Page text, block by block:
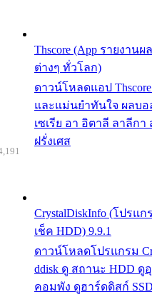
Thscore (App รายงา
ต่างๆ ทั่วโลก)
ดาวน์โหลดแอป
และแม่นยำทันใจ ผลบอ
เซเรีย อา อิตาลี ลาลีกา
ฝรั่งเศส
CrystalDiskInfo (โปรแก
เช็ค HDD) 9.9.1
ดาวน์โหลดโปรแกรม
ddisk ดู สถานะ HDD
คอมพัง ดูฮาร์ดดิสก์ SSD